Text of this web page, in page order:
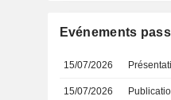
Evénements
15/07/2026
15/07/2026